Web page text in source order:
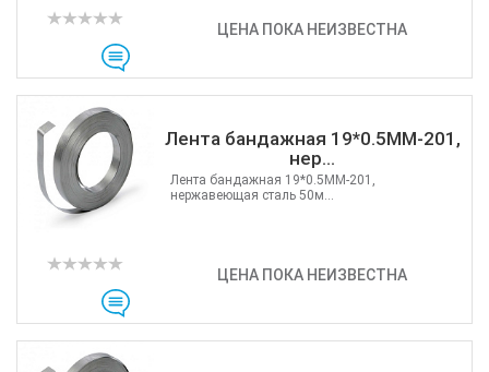
ЦЕНА ПОКА НЕИЗВЕСТНА
Лента бандажная 19*0.5MM-201,
нер...
ЦЕНА ПОКА НЕИЗВЕСТНА
Лента бандажная 19*0.5MM-201,
нержавеющая сталь 50м...